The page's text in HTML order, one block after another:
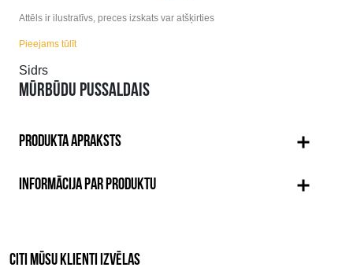
Attēls ir ilustratīvs, preces izskats var atšķirties
Pieejams tūlīt
Sidrs
MŪRBŪDU PUSSALDAIS
PRODUKTA APRAKSTS
INFORMĀCIJA PAR PRODUKTU
CITI MŪSU KLIENTI IZVĒLAS